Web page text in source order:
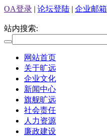
OA登录 | 论坛登陆 | 企业邮箱
站内搜索:
网站首页
关于旷远
企业文化
新闻中心
旗舰旷远
社会责任
人力资源
廉政建设